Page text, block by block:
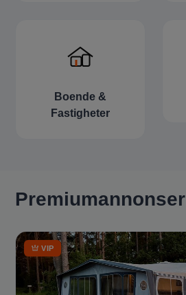
Boende &
Fastigheter
Premiumannonser
VIP